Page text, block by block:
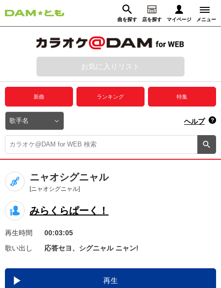
曲を探す 店を探す マイページ メニュー
動画からさがす 録音からさがす
ログイン
プレミアムサービス
DAM★とも動画
DAM★とも録音
カラオケ＠DAM
ユーザー検索
キャンペーン
お知らせ よくあるご質問
DAMの新曲・ランキングなど
カラオケ最新情報をチェック！
お気に入りリスト
新曲 ランキング 特集
ヘルプ
ニャオシグニャル
[ニャオシグニャル]
みらくらぱーく！
再生時間
00:03:05
歌い出し
応答セヨ、シグニャル ニャン!
再生